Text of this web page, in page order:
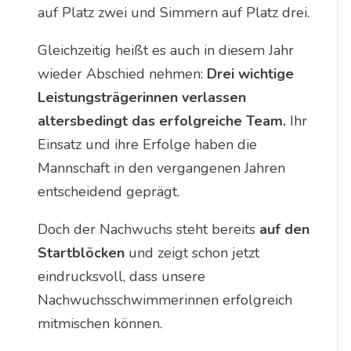
auf Platz zwei und Simmern auf Platz drei.
Gleichzeitig heißt es auch in diesem Jahr
wieder Abschied nehmen: Drei wichtige
Leistungsträgerinnen verlassen
altersbedingt das erfolgreiche Team.Ihr
Einsatz und ihre Erfolge haben die
Mannschaft in den vergangenen Jahren
entscheidend geprägt.
Doch der Nachwuchs steht bereits auf den
Startblöckenund zeigt schon jetzt
eindrucksvoll, dass unsere
Nachwuchsschwimmerinnen erfolgreich
mitmischen können.